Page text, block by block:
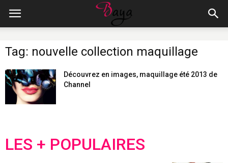
Tag: nouvelle collection maquillage
Découvrez en images, maquillage été 2013 de
Channel
LES + POPULAIRES